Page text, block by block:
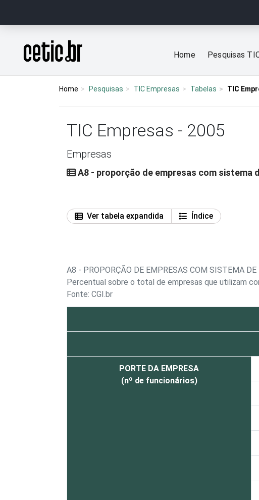
Página inicial
Home Pesquisas
Home Pesquisas TIC Empresas Tabelas TIC
TIC Empresas - 2005
Empresas
A8 - proporção de empresas com sistema
Ver tabela expandida
Índice
A8 - PROPORÇÃO DE EMPRESAS COM SISTEMA
Percentual sobre o total de empresas que utilizam
Fonte: CGI.br
PORTE DA EMPRESA
(nº de funcionários)